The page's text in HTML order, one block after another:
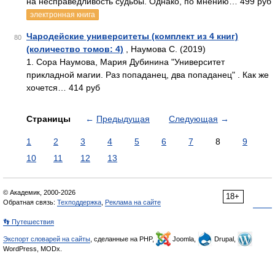
электронная книга
80
Чародейские университеты (комплект из 4 книг)
(количество томов: 4) , Наумова С. (2019)
1. Сора Наумова, Мария Дубинина "Университет
прикладной магии. Раз попаданец, два попаданец" . Как же
хочется… 414 руб
Страницы ← Предыдущая Следующая →
1 2 3 4 5 6 7 8
9
10
11 12 13
18+
© Академик, 2000-2026
Обратная связь: Техподдержка Реклама на сайте
👣 Путешествия
Экспорт словарей на сайты , сделанные на PHP, Joomla,
Drupal,
WordPress, MODx.